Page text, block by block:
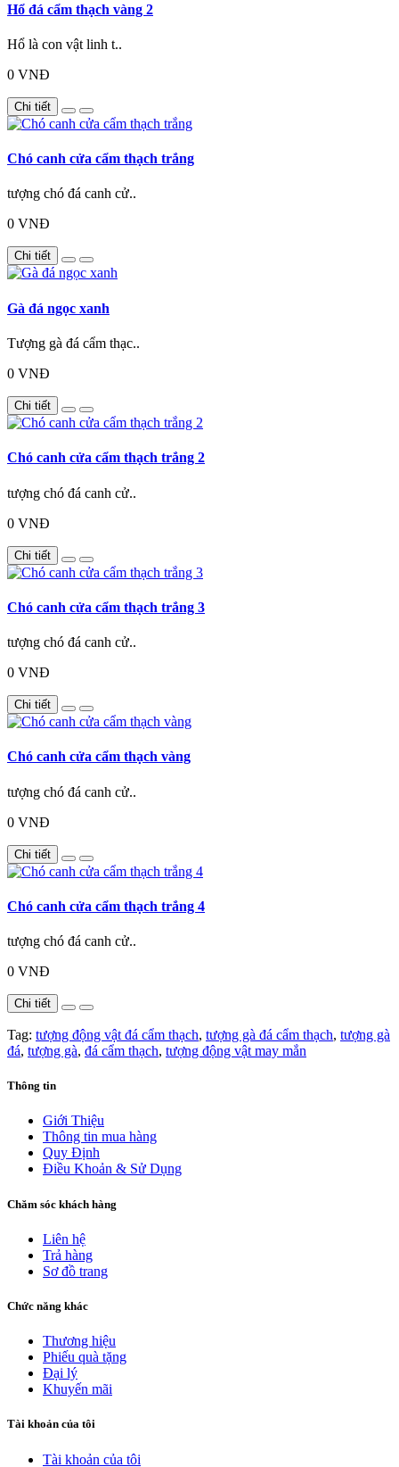
Hổ đá cẩm thạch vàng 2
Hổ là con vật linh t..
0 VNĐ
Chi tiết
Chó canh cửa cẩm thạch trắng
tượng chó đá canh cử..
0 VNĐ
Chi tiết
Gà đá ngọc xanh
Tượng gà đá cẩm thạc..
0 VNĐ
Chi tiết
Chó canh cửa cẩm thạch trắng 2
tượng chó đá canh cử..
0 VNĐ
Chi tiết
Chó canh cửa cẩm thạch trắng 3
tượng chó đá canh cử..
0 VNĐ
Chi tiết
Chó canh cửa cẩm thạch vàng
tượng chó đá canh cử..
0 VNĐ
Chi tiết
Chó canh cửa cẩm thạch trắng 4
tượng chó đá canh cử..
0 VNĐ
Chi tiết
Tag: tượng động vật đá cẩm thạch, tượng gà đá cẩm thạch, tượng gà
đá, tượng gà, đá cẩm thạch, tượng động vật may mắn
Thông tin
Giới Thiệu
Thông tin mua hàng
Quy Định
Điều Khoản & Sử Dụng
Chăm sóc khách hàng
Liên hệ
Trả hàng
Sơ đồ trang
Chức năng khác
Thương hiệu
Phiếu quà tặng
Đại lý
Khuyến mãi
Tài khoản của tôi
Tài khoản của tôi